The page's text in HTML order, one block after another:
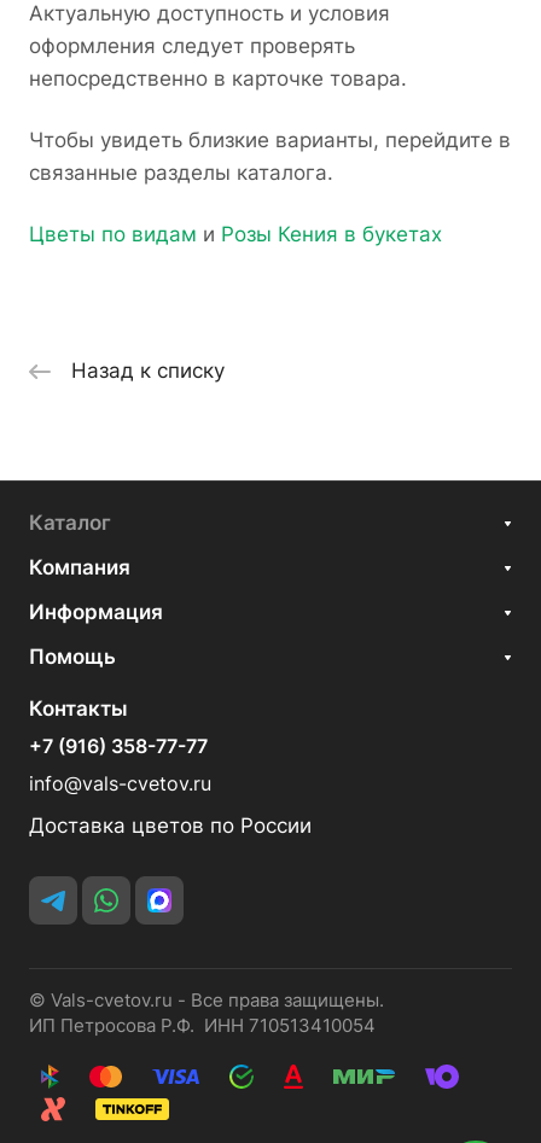
Актуальную доступность и условия
оформления следует проверять
непосредственно в карточке товара.
Чтобы увидеть близкие варианты, перейдите в
связанные разделы каталога.
Цветы по видам и Розы Кения в букетах
Назад к списку
Каталог
Компания
Информация
Помощь
Контакты
+7 (916) 358-77-77
info@vals-cvetov.ru
Доставка цветов по России
© Vals-cvetov.ru - Все права защищены.
ИП Петросова Р.Ф. ИНН 710513410054